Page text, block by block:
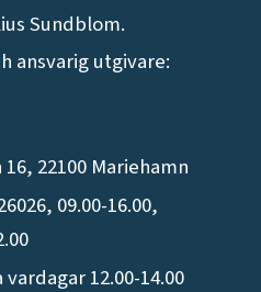
Sundblom.
ansvarig utgivare:
22100 Mariehamn
09.00-16.00,
12.00-14.00